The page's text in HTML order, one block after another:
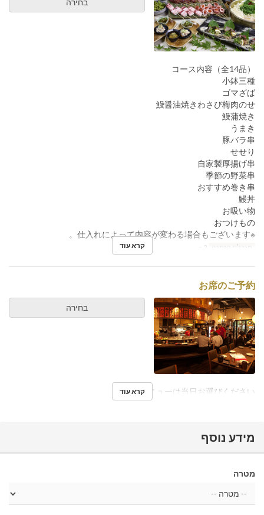
בחירה
コース内容（全14品）
小鉢三種
ゴマざば
鰻醤油焼きわさび梅肉のせ
鰻蒲焼き
うまき
豚バラ串
せせり
自家製厚揚げ串
季節の野菜串
おすすめ巻き串
鰻丼
お吸い物
おつけもの
※仕入れによって内容が変わる場合もございます。
מגבלת הזמנה קרא עוד
お席のご予約
בחירה
メニューは当日お選びください。קרא עוד
מידע נוסף
מטרה